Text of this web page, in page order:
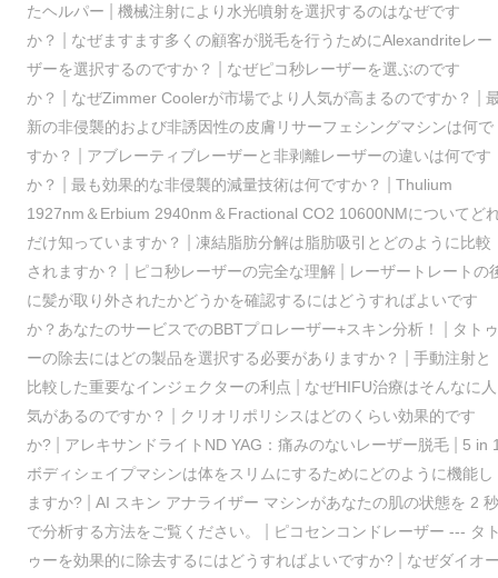
たヘルパー
機械注射により水光噴射を選択するのはなぜです
か？
なぜますます多くの顧客が脱毛を行うためにAlexandriteレー
ザーを選択するのですか？
なぜピコ秒レーザーを選ぶのです
か？
なぜZimmer Coolerが市場でより人気が高まるのですか？
新の非侵襲的および非誘因性の皮膚リサーフェシングマシンは何で
すか？
アブレーティブレーザーと非剥離レーザーの違いは何です
か？
最も効果的な非侵襲的減量技術は何ですか？
Thulium
1927nm＆Erbium 2940nm＆Fractional CO2 10600NMについてど
だけ知っていますか？
凍結脂肪分解は脂肪吸引とどのように比較
されますか？
ピコ秒レーザーの完全な理解|
レーザートレートの
に髪が取り外されたかどうかを確認するにはどうすればよいです
か？あなたのサービスでのBBTプロレーザー+スキン分析！
タトゥ
ーの除去にはどの製品を選択する必要がありますか？
手動注射と
比較した重要なインジェクターの利点
なぜHIFU治療はそんなに人
気があるのですか？
クリオリポリシスはどのくらい効果的です
か?
アレキサンドライトND YAG：痛みのないレーザー脱毛| 5 in
ボディシェイプマシンは体をスリムにするためにどのように機能し
ますか?
AI スキン アナライザー マシンがあなたの肌の状態を 2 秒
で分析する方法をご覧ください。
ピコセンコンドレーザー --- タ
ゥーを効果的に除去するにはどうすればよいですか?
なぜダイオ